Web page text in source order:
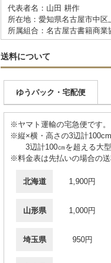
代表者名：山田 耕作
所在地：愛知県名古屋市中
所属組合：名古屋古書籍商業
送料について
ゆうパック・宅配便
※ヤマト運輸の宅急便です。
※縦×横・高さの3辺計
3辺計100㎝を超える大型
※料金表は先払いの場合の送
北海道 1,900円
山形県 1,000円
埼玉県 950円